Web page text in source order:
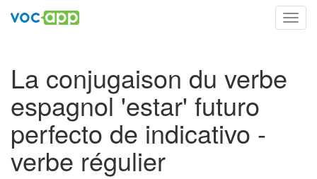
La conjugaison du verbe
espagnol 'estar' futuro
perfecto de indicativo -
verbe régulier